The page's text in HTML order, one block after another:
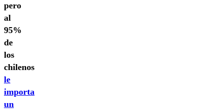
pero
al
95%
de
los
chilenos
le
importa
un